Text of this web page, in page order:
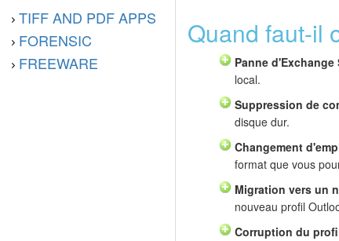
TIFF AND PDF APPS
FORENSIC
FREEWARE
Quand faut-il
Panne d'Exchange
local.
Suppression de
disque dur.
Changement
format que vous
Migration vers un
nouveau profil
Corruption du